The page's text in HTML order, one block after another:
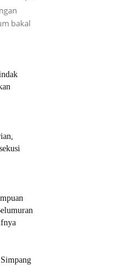
bakal